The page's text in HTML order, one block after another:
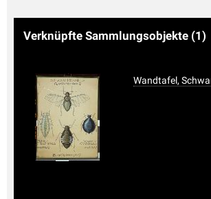
Verknüpfte Sammlungsobjekte (1)
Wandtafel,